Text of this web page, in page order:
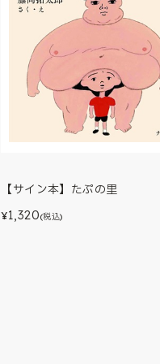
【サイン本】たぷの里
¥1,320(税込)